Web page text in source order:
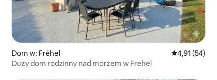
Dom w: Fréhel Średnia
4,91 (54)
Duży dom rodzinny nad morzem w Frehel